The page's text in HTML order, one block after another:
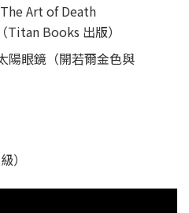
Art of Death
Books 出版）
陽眼鏡（開若爾金色與
）